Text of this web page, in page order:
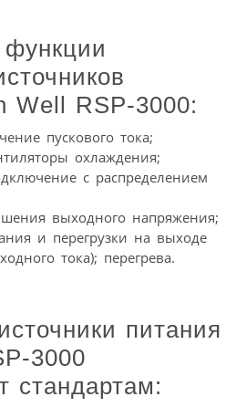
Well RSP-3000:
пускового тока;
охлаждения;
с распределением
выходного напряжения;
и перегрузки на выходе
тока); перегрева.
питания
3000
стандартам: